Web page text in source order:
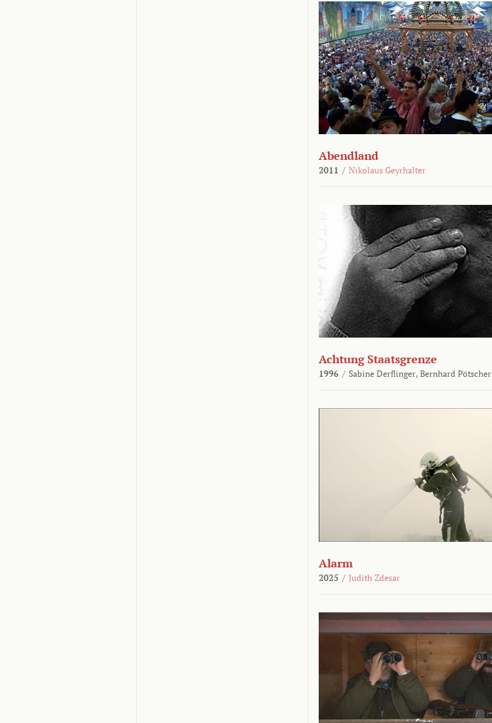
Abendland
2011 / Nikolaus Geyrhalter
Achtung Staatsgrenze
1996 / Sabine Derflinger, Bernhard Pötscher
Alarm
2025 / Judith Zdesar